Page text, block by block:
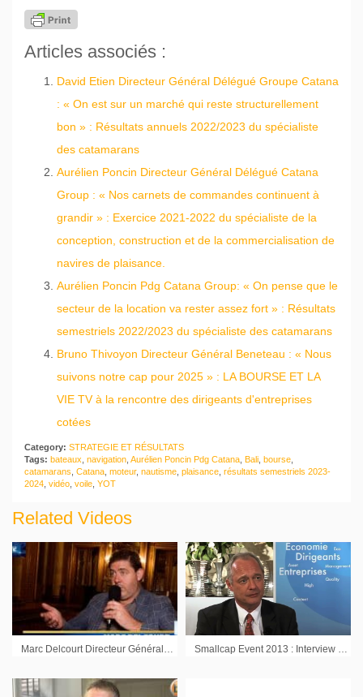
Articles associés :
David Etien Directeur Général Délégué Groupe Catana
: « On est sur un marché qui reste structurellement
bon » : Résultats annuels 2022/2023 du spécialiste
des catamarans
Aurélien Poncin Directeur Général Délégué Catana
Group : « Nos carnets de commandes continuent à
grandir » : Exercice 2021-2022 du spécialiste de la
conception, construction et de la commercialisation de
navires de plaisance.
Aurélien Poncin Pdg Catana Group: « On pense que le
secteur de la location va rester assez fort » : Résultats
semestriels 2022/2023 du spécialiste des catamarans
Bruno Thivoyon Directeur Général Beneteau : « Nous
suivons notre cap pour 2025 » : LA BOURSE ET LA
VIE TV à la rencontre des dirigeants d'entreprises
cotées
Category: STRATEGIE ET RÉSULTATS
Tags: bateaux navigation Aurélien Poncin Pdg Catana Bali bourse
catamarans Catana moteur, nautisme plaisance résultats semestriels 2023-
2024 vidéo voile YOT
Related Videos
Marc Delcourt Directeur Général Global Bioenergies : « Concrétiser ce projet d’usine » Smallcap Event 2013 : Interview de Nicolas Rebours Directeur financier SQLI